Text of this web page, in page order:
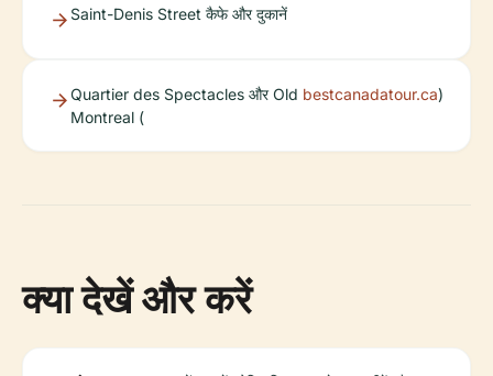
Saint-Denis Street कैफे और दुकानें
Quartier des Spectacles और Old
Montreal (
bestcanadatour.ca)
क्या देखें और करें